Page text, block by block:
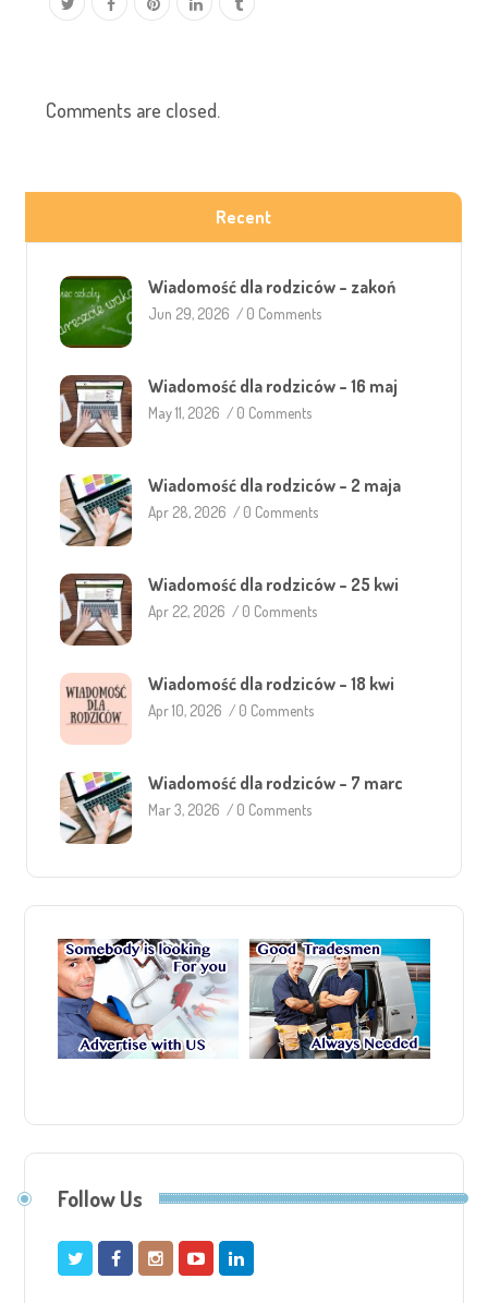
Comments are closed.
Recent
Wiadomość dla rodziców – zakoń
Jun 29, 2026 / 0 Comments
Wiadomość dla rodziców – 16 maj
May 11, 2026 / 0 Comments
Wiadomość dla rodziców – 2 maja
Apr 28, 2026 / 0 Comments
Wiadomość dla rodziców – 25 kwi
Apr 22, 2026 / 0 Comments
Wiadomość dla rodziców – 18 kwi
Apr 10, 2026 / 0 Comments
Wiadomość dla rodziców – 7 marc
Mar 3, 2026 / 0 Comments
Follow Us